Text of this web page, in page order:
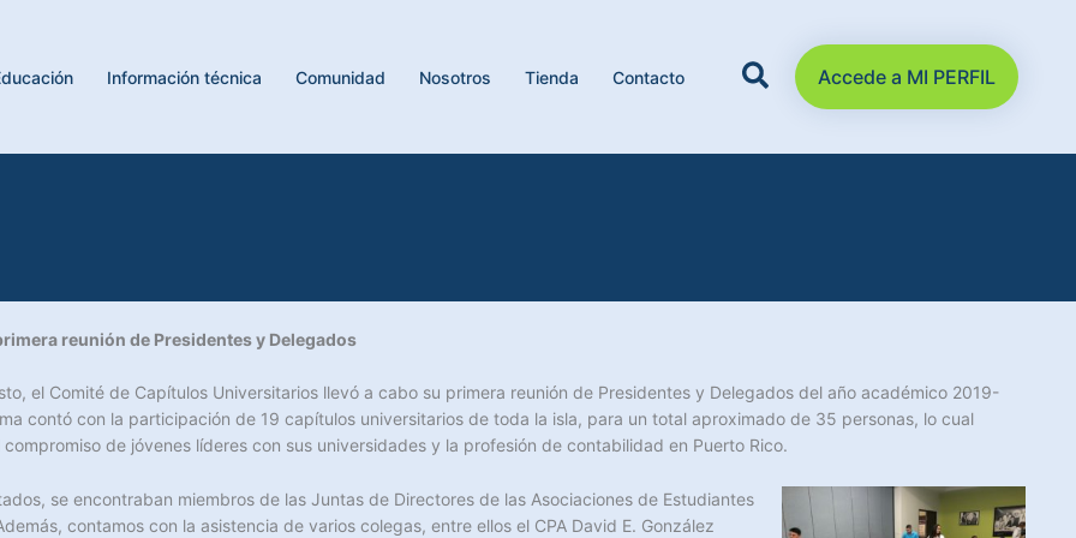
Información técnica Comunidad Nosotros Tienda Contacto Accede a MI PERFIL
reunión de Presidentes y Delegados
el Comité de Capítulos Universitarios llevó a cabo su primera reunión de Presidentes y Delegados del año académico 2019-
contó con la participación de 19 capítulos universitarios de toda la isla, para un total aproximado de 35 personas, lo cual
de jóvenes líderes con sus universidades y la profesión de contabilidad en Puerto Rico.
se encontraban miembros de las Juntas de Directores de las Asociaciones de Estudiantes
contamos con la asistencia de varios colegas, entre ellos el CPA David E. González